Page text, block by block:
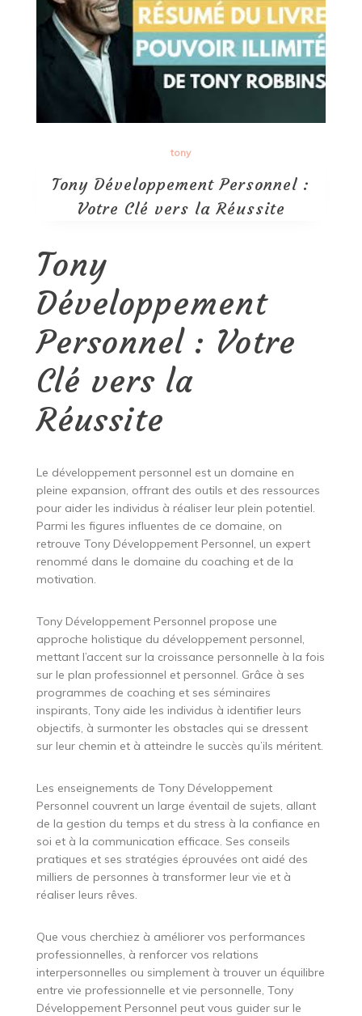
tony
Tony Développement Personnel :
Votre Clé vers la Réussite
Tony
Développement
Personnel : Votre
Clé vers la
Réussite
Le développement personnel est un domaine en
pleine expansion, offrant des outils et des ressources
pour aider les individus à réaliser leur plein potentiel.
Parmi les figures influentes de ce domaine, on
retrouve Tony Développement Personnel, un expert
renommé dans le domaine du coaching et de la
motivation.
Tony Développement Personnel propose une
approche holistique du développement personnel,
mettant l’accent sur la croissance personnelle à la fois
sur le plan professionnel et personnel. Grâce à ses
programmes de coaching et ses séminaires
inspirants, Tony aide les individus à identifier leurs
objectifs, à surmonter les obstacles qui se dressent
sur leur chemin et à atteindre le succès qu’ils méritent.
Les enseignements de Tony Développement
Personnel couvrent un large éventail de sujets, allant
de la gestion du temps et du stress à la confiance en
soi et à la communication efficace. Ses conseils
pratiques et ses stratégies éprouvées ont aidé des
milliers de personnes à transformer leur vie et à
réaliser leurs rêves.
Que vous cherchiez à améliorer vos performances
professionnelles, à renforcer vos relations
interpersonnelles ou simplement à trouver un équilibre
entre vie professionnelle et vie personnelle, Tony
Développement Personnel peut vous guider sur le